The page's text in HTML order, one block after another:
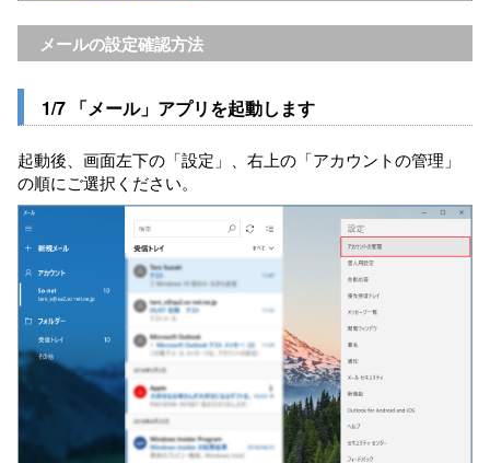
メールの設定確認方法
1/7 「メール」アプリを起動します
起動後、画面左下の「設定」、右上の「アカウントの管理」
の順にご選択ください。